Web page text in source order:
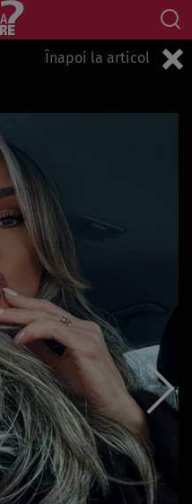
Înapoi la articol